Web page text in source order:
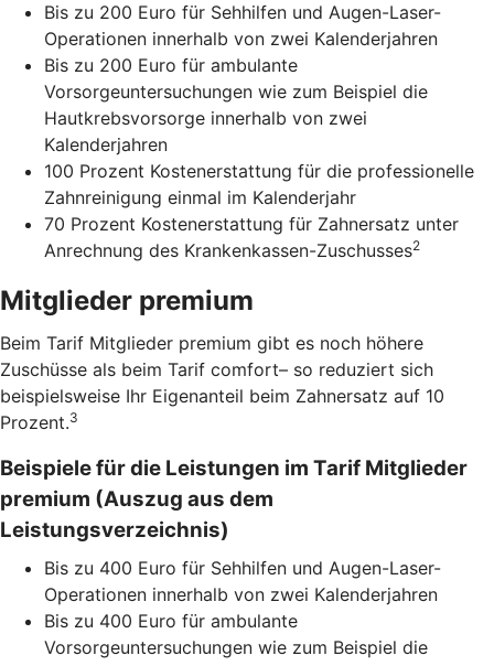
Bis zu 200 Euro für Sehhilfen und Augen-Laser-
Operationen innerhalb von zwei Kalenderjahren
Bis zu 200 Euro für ambulante
Vorsorgeuntersuchungen wie zum Beispiel die
Hautkrebsvorsorge innerhalb von zwei
Kalenderjahren
100 Prozent Kostenerstattung für die professionelle
Zahnreinigung einmal im Kalenderjahr
70 Prozent Kostenerstattung für Zahnersatz unter
Anrechnung des Krankenkassen-Zuschusses2
Mitglieder premium
Beim Tarif Mitglieder premium gibt es noch höhere
Zuschüsse als beim Tarif comfort– so reduziert sich
beispielsweise Ihr Eigenanteil beim Zahnersatz auf 10
Prozent.3
Beispiele für die Leistungen im Tarif Mitglieder
premium (Auszug aus dem
Leistungsverzeichnis)
Bis zu 400 Euro für Sehhilfen und Augen-Laser-
Operationen innerhalb von zwei Kalenderjahren
Bis zu 400 Euro für ambulante
Vorsorgeuntersuchungen wie zum Beispiel die